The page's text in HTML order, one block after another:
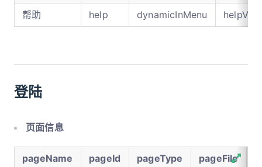
帮助
help dynamicInMenu helpV4
登陆
页面信息
pageName pageId pageType pageFile